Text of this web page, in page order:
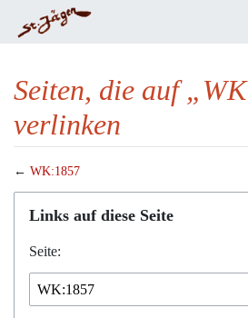
Seiten, die auf
verlinken
← WK:1857
Wechseln zu:Navigation,Suche
Links auf diese Seite
Seite: